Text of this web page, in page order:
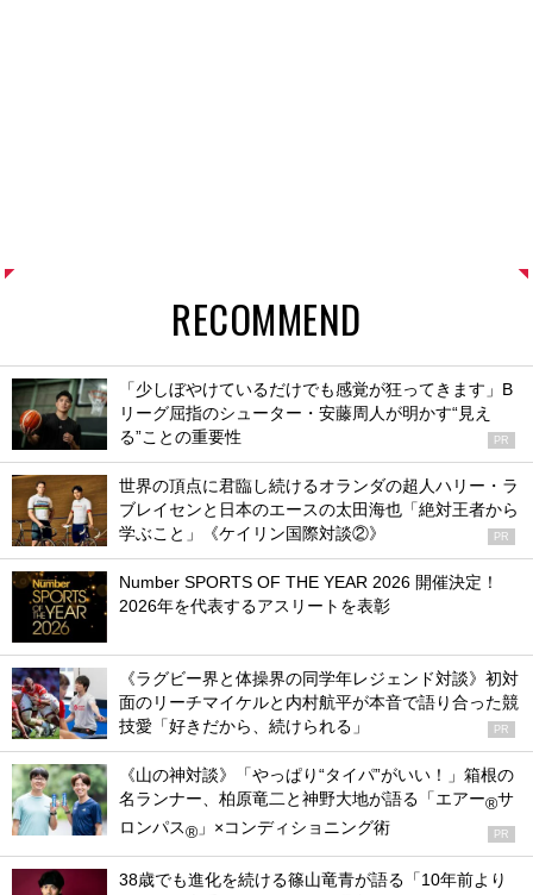
INFORMATION
【バボラの新作】NYの輝きを纏う。「PURE
DRIVE」と最新シューズに限定モデルが登場
PR
スポーツの現場で撮影する機会のある写真家、その写
真家が撮る一瞬のシーンにスポットをあてるコンテス
【同僚や仲間とお得に】NumberPREMIER法人プラン
が募集スタート！
【登録無料】Numberメールマガジン好評配信中。ス
ポーツの「今」をメールでお届け！
YouTubeチャンネル登録者数60,000人突破！バレーボ